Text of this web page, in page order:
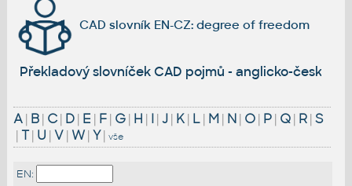
CAD slovník EN-CZ: degree of freedom
Překladový slovníček CAD pojmů - anglicko-český
A| B| C| D| E | F| G| H | I| J| K| L| M| N| O| P| Q| R| S
| T| U | V| W| Y| vše
EN: